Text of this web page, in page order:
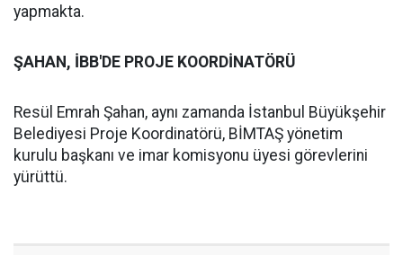
yapmakta.
ŞAHAN, İBB'DE PROJE KOORDİNATÖRÜ
Resül Emrah Şahan, aynı zamanda İstanbul Büyükşehir
Belediyesi Proje Koordinatörü, BİMTAŞ yönetim
kurulu başkanı ve imar komisyonu üyesi görevlerini
yürüttü.